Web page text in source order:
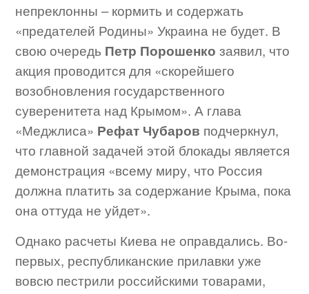
непреклонны – кормить и содержать
«предателей Родины» Украина не будет. В
свою очередь Петр Порошенко заявил, что
акция проводится для «скорейшего
возобновления государственного
суверенитета над Крымом». А глава
«Меджлиса» Рефат Чубаров подчеркнул,
что главной задачей этой блокады является
демонстрация «всему миру, что Россия
должна платить за содержание Крыма, пока
она оттуда не уйдет».
Однако расчеты Киева не оправдались. Во-
первых, республиканские прилавки уже
вовсю пестрили российскими товарами,